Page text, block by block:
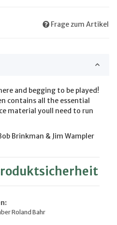
Frage zum Artikel
and begging to be played!
contains all the essential
material youll need to run
Brinkman & Jim Wampler
Roland Bahr